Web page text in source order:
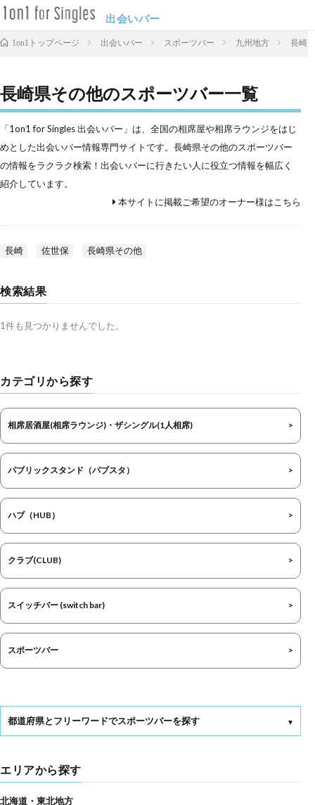
出会いバー
1on1トップページ 出会いバー スポーツバー 九州地方 長崎県
長崎県その他のスポーツバー一覧
「1on1 for Singles 出会いバー」は、全国の相席屋や相席ラウンジをはじ
めとした出会いバー情報専門サイトです。長崎県その他のスポーツバー
の情報をラクラク検索！出会いバーに行きたい人に役立つ情報を幅広く
紹介しています。
本サイトに掲載ご希望のオーナー様はこちら
長崎 佐世保 長崎県その他
検索結果
1件も見つかりませんでした。
カテゴリから探す
相席居酒屋(相席ラウンジ)・ザシングル(1人相席)
パブリックスタンド（パブスタ）
ハブ（HUB）
クラブ(CLUB)
スイッチバー (switch bar)
スポーツバー
都道府県とフリーワードでスポーツバーを探す
エリアから探す
北海道・東北地方